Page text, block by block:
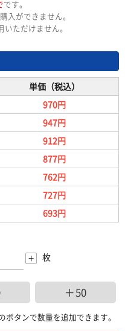
です。
入ができません。
ただけません。
単価（税込）
970円
947円
912円
877円
762円
727円
693円
+ 枚
＋50
ボタンで数量を追加できます。